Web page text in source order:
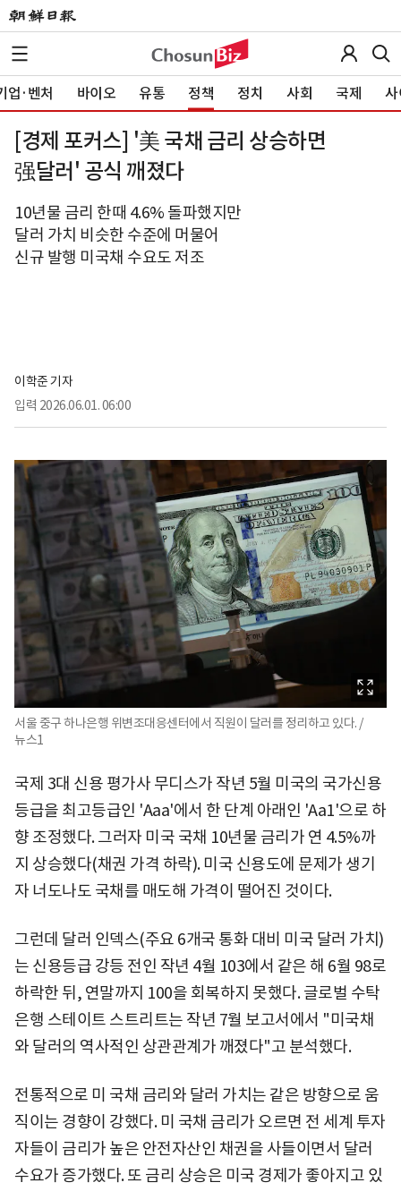
업·벤처 바이오 유통 정책 정치 사회 국제 사
[경제 포커스] '美 국채 금리 상승하면
强달러' 공식 깨졌다
10년물 금리 한때 4.6% 돌파했지만
달러 가치 비슷한 수준에 머물어
신규 발행 미국채 수요도 저조
이학준 기자
입력 2026.06.01. 06:00
서울 중구 하나은행 위변조대응센터에서 직원이 달러를 정리하고 있다. /
뉴스1
국제 3대 신용 평가사 무디스가 작년 5월 미국의 국가신용
등급을 최고등급인 'Aaa'에서 한 단계 아래인 'Aa1'으로 하
향 조정했다. 그러자 미국 국채 10년물 금리가 연 4.5%까
지 상승했다(채권 가격 하락). 미국 신용도에 문제가 생기
자 너도나도 국채를 매도해 가격이 떨어진 것이다.
그런데 달러 인덱스(주요 6개국 통화 대비 미국 달러 가치)
는 신용등급 강등 전인 작년 4월 103에서 같은 해 6월 98로
하락한 뒤, 연말까지 100을 회복하지 못했다. 글로벌 수탁
은행 스테이트 스트리트는 작년 7월 보고서에서 "미국채
와 달러의 역사적인 상관관계가 깨졌다"고 분석했다.
전통적으로 미 국채 금리와 달러 가치는 같은 방향으로 움
직이는 경향이 강했다. 미 국채 금리가 오르면 전 세계 투자
자들이 금리가 높은 안전자산인 채권을 사들이면서 달러
수요가 증가했다. 또 금리 상승은 미국 경제가 좋아지고 있